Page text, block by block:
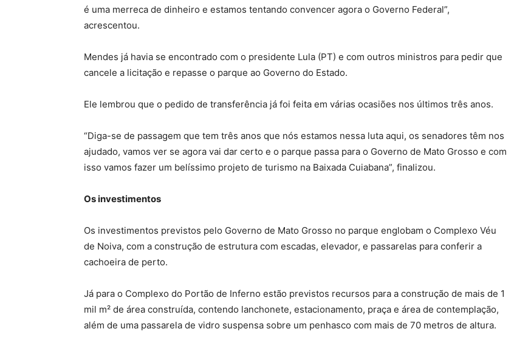
é uma merreca de dinheiro e estamos tentando convencer agora o Governo Federal”,
acrescentou.
Mendes já havia se encontrado com o presidente Lula (PT) e com outros ministros para pedir que
cancele a licitação e repasse o parque ao Governo do Estado.
Ele lembrou que o pedido de transferência já foi feita em várias ocasiões nos últimos três anos.
“Diga-se de passagem que tem três anos que nós estamos nessa luta aqui, os senadores têm nos
ajudado, vamos ver se agora vai dar certo e o parque passa para o Governo de Mato Grosso e com
isso vamos fazer um belíssimo projeto de turismo na Baixada Cuiabana”, finalizou.
Os investimentos
Os investimentos previstos pelo Governo de Mato Grosso no parque englobam o Complexo Véu
de Noiva, com a construção de estrutura com escadas, elevador, e passarelas para conferir a
cachoeira de perto.
Já para o Complexo do Portão de Inferno estão previstos recursos para a construção de mais de 1
mil m² de área construída, contendo lanchonete, estacionamento, praça e área de contemplação,
além de uma passarela de vidro suspensa sobre um penhasco com mais de 70 metros de altura.